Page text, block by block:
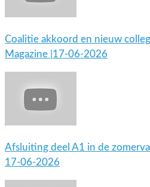
Coalitie akkoord en nieuw
Magazine |17-06-2026
Afsluiting deel A1 in de
17-06-2026